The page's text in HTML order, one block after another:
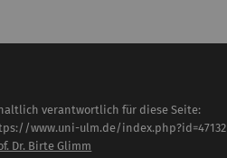
verantwortlich für diese Seite:
www.uni-ulm.de/index.php?id=47132
Dr. Birte Glimm